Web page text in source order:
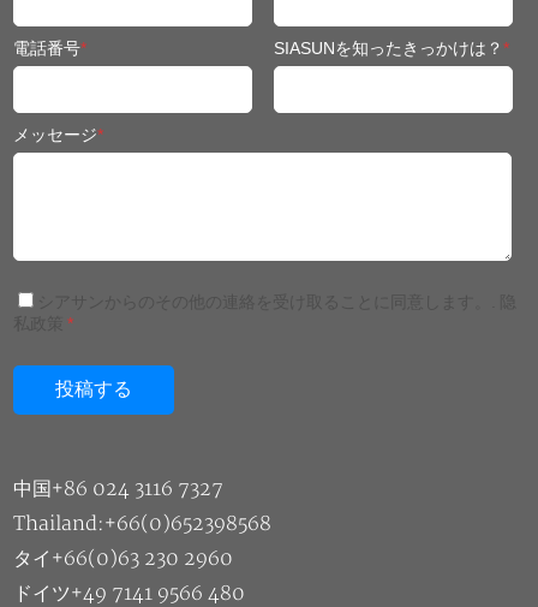
電話番号* SIASUNを知ったきっかけは？*
メッセージ*
*
中国+86 024 3116 7327
Thailand:+66(0)652398568
タイ+66(0)63 230 2960
ドイツ+49 7141 9566 480